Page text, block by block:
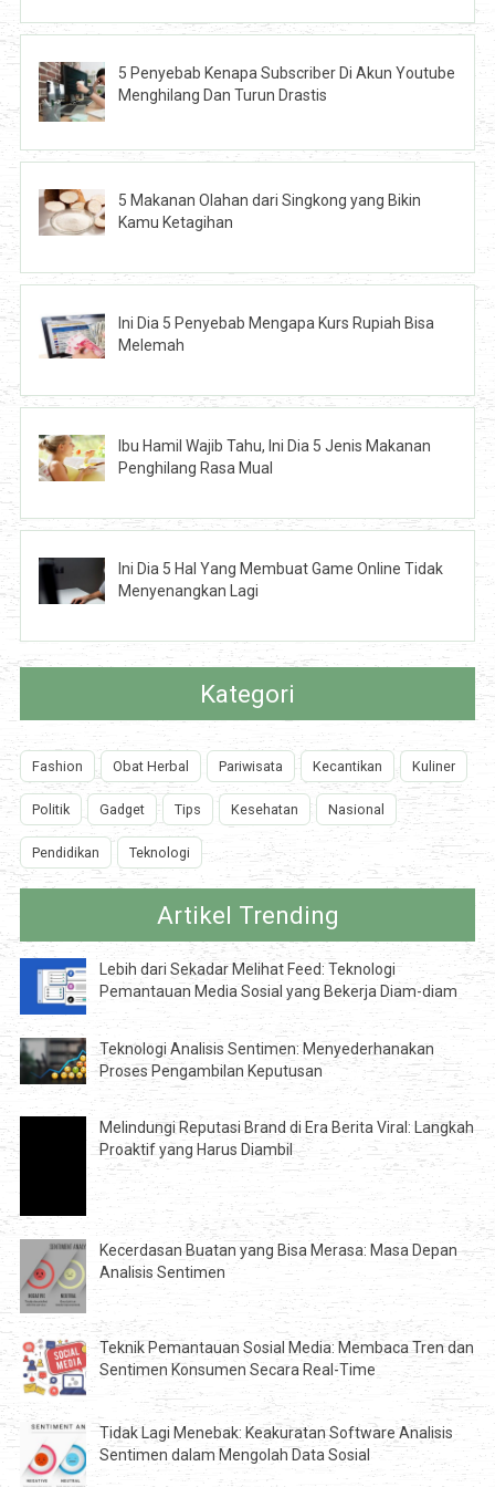
5 Penyebab Kenapa Subscriber Di Akun Youtube
Menghilang Dan Turun Drastis
5 Makanan Olahan dari Singkong yang Bikin
Kamu Ketagihan
Ini Dia 5 Penyebab Mengapa Kurs Rupiah Bisa
Melemah
Ibu Hamil Wajib Tahu, Ini Dia 5 Jenis Makanan
Penghilang Rasa Mual
Ini Dia 5 Hal Yang Membuat Game Online Tidak
Menyenangkan Lagi
Kategori
Fashion Obat Herbal Pariwisata Kecantikan Kuliner
Politik Gadget Tips Kesehatan Nasional
Pendidikan Teknologi
Artikel Trending
Lebih dari Sekadar Melihat Feed: Teknologi
Pemantauan Media Sosial yang Bekerja Diam-diam
Teknologi Analisis Sentimen: Menyederhanakan
Proses Pengambilan Keputusan
Melindungi Reputasi Brand di Era Berita Viral: Langkah
Proaktif yang Harus Diambil
Kecerdasan Buatan yang Bisa Merasa: Masa Depan
Analisis Sentimen
Teknik Pemantauan Sosial Media: Membaca Tren dan
Sentimen Konsumen Secara Real-Time
Tidak Lagi Menebak: Keakuratan Software Analisis
Sentimen dalam Mengolah Data Sosial